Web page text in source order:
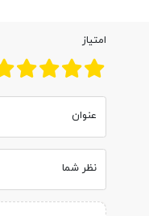
امتیاز
عنوان
نظر شما